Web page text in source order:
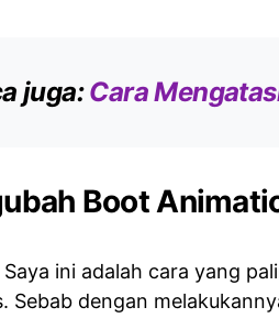
juga:Cara
Boot
ini adalah cara yang
Sebab dengan